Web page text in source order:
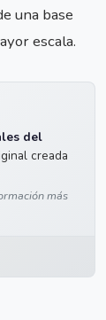
una base
escala.
del
creada
más